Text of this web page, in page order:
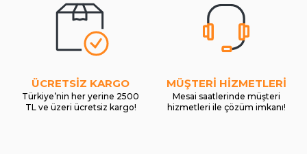
ÜCRETSİZ KARGO
Türkiye’nin her yerine 2500
TL ve üzeri ücretsiz kargo!
MÜŞTERİ HİZMETLERİ
Mesai saatlerinde müşteri
hizmetleri ile çözüm imkanı!